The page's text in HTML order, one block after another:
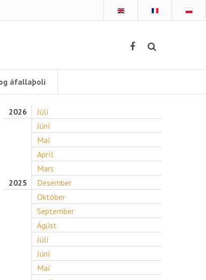
áfallaþoli
2026
Júlí
Júní
Maí
Apríl
Mars
2025
Desember
Október
September
Ágúst
Júlí
Júní
Maí